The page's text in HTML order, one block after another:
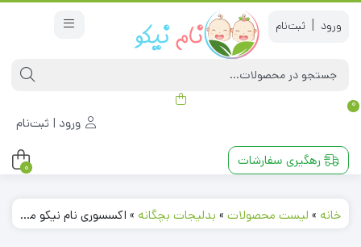
|
0
ورود | ثبت‌نام
رهگیری سفارشات 0
خانه » لیست محصولات » بدلیجات بچگانه » اکسسوری نام نیکو مدل 231126